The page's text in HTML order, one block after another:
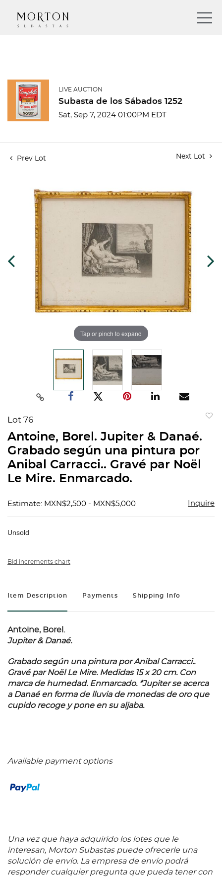
LIVE AUCTION
Subasta de los Sábados 1252
Sat, Sep 7, 2024 01:00PM EDT
Prev Lot Next Lot
Tap or pinch to expand
Lot 76
Antoine, Borel. Jupiter & Danaé.
Grabado según una pintura por
Anibal Carracci.. Gravé par Noël
Le Mire. Enmarcado.
Estimate: MXN$2,500 - MXN$5,000 Inquire
Unsold
Bid increments chart
Item Description Payments Shipping Info
Antoine, Borel.
Jupiter & Danaé.
Grabado según una pintura por Anibal Carracci..
Gravé par Noël Le Mire. Medidas 15 x 20 cm. Con
marca de humedad. Enmarcado. *Jupiter se acerca
a Danaé en forma de lluvia de monedas de oro que
cupido recoge y pone en su aljaba.
Available payment options
Una vez que haya adquirido los lotes que le
interesan, Morton Subastas puede ofrecerle una
solución de envío. La empresa de envío podrá
responder cualquier pregunta que pueda tener con